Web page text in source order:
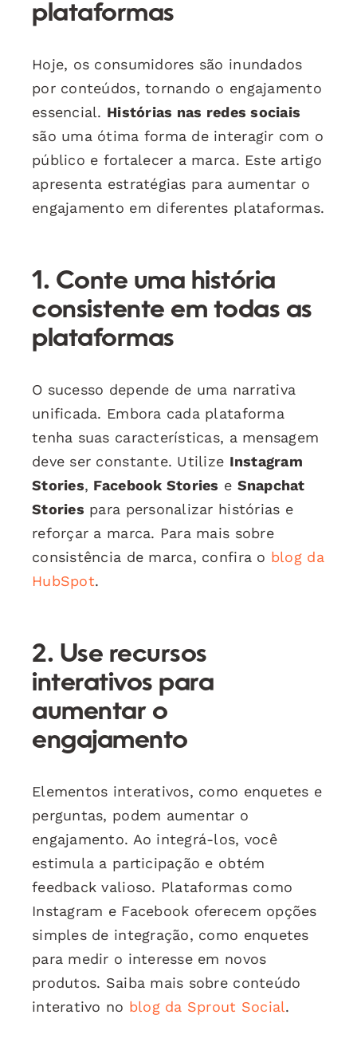
plataformas
Hoje, os consumidores são inundados
por conteúdos, tornando o engajamento
essencial. Histórias nas redes sociais
são uma ótima forma de interagir com o
público e fortalecer a marca. Este artigo
apresenta estratégias para aumentar o
engajamento em diferentes plataformas.
1. Conte uma história
consistente em todas as
plataformas
O sucesso depende de uma narrativa
unificada. Embora cada plataforma
tenha suas características, a mensagem
deve ser constante. Utilize Instagram
Stories, Facebook Stories e Snapchat
Stories para personalizar histórias e
reforçar a marca. Para mais sobre
consistência de marca, confira o blog da
HubSpot.
2. Use recursos
interativos para
aumentar o
engajamento
Elementos interativos, como enquetes e
perguntas, podem aumentar o
engajamento. Ao integrá-los, você
estimula a participação e obtém
feedback valioso. Plataformas como
Instagram e Facebook oferecem opções
simples de integração, como enquetes
para medir o interesse em novos
produtos. Saiba mais sobre conteúdo
interativo no blog da Sprout Social.